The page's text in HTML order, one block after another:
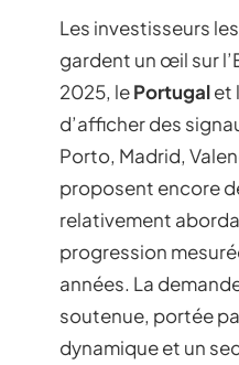
Les investisseurs
gardent un œil sur
2025, lePortugalet
d’afficher des
Porto, Madrid,
proposent encore
relativement
progression
années. La
soutenue, portée
dynamique et un